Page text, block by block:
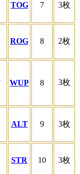
TOG 7 3枚
ROG 8 2枚
WUP 8 3枚
ALT 9 3枚
STR 10 3枚